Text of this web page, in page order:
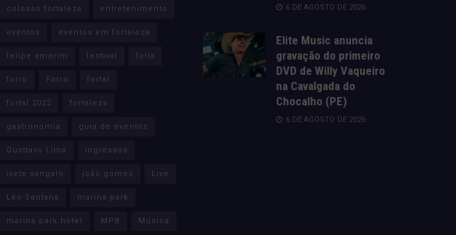
colosso fortaleza entretenimento
eventos eventos em fortaleza
felipe amorim festival folia
forro Forró fortal
fortal 2022 fortaleza
gastronomia guia de eventos
Gusttavo Lima ingressos
ivete sangalo joão gomes Live
Léo Santana marina park
marina park hotel MPB Música
6 DE AGOSTO DE 2026
Elite Music anuncia
gravação do primeiro
DVD de Willy Vaqueiro
na Cavalgada do
Chocalho (PE)
6 DE AGOSTO DE 2026